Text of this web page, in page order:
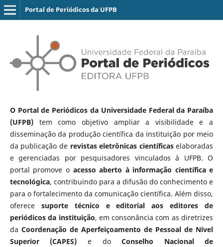
Portal de Periódicos da UFPB
O Portal de Periódicos da Universidade Federal da Paraíba
(UFPB)tem como objetivo ampliar a visibilidade e a
disseminação da produção científica da instituição por meio
da publicação de revistas eletrônicas científicaselaboradas
e gerenciadas por pesquisadores vinculados à UFPB. O
portal promove o acesso aberto à informação científica e
tecnológica, contribuindo para a difusão do conhecimento e
para o fortalecimento da comunicação científica. Além disso,
oferece suporte técnico e editorial aos editores de
periódicos da instituição, em consonância com as diretrizes
da Coordenação de Aperfeiçoamento de Pessoal de Nível
Superior (CAPES) e doConselho Nacional de